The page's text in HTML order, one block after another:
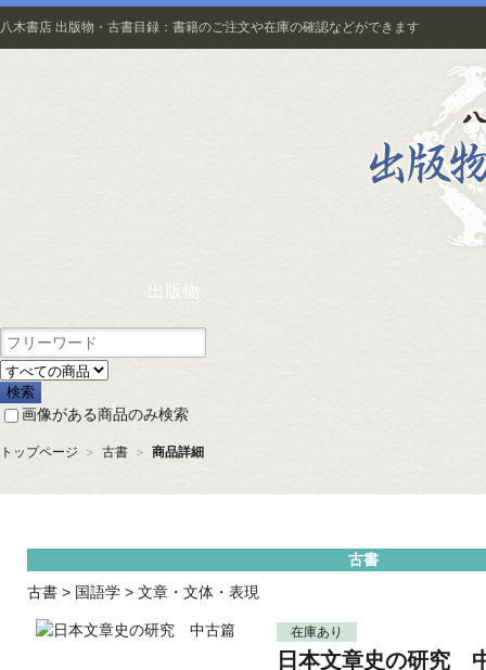
八木書店 出版物・古書目録：書籍のご注文や在庫の確認などができます
出版物
画像がある商品のみ検索
トップページ ＞ 古書 ＞ 商品詳細
古書
古書 > 国語学 > 文章・文体・表現
在庫あり
日本文章史の研究